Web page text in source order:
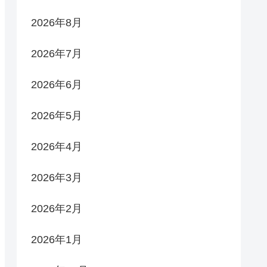
2026年8月
2026年7月
2026年6月
2026年5月
2026年4月
2026年3月
2026年2月
2026年1月